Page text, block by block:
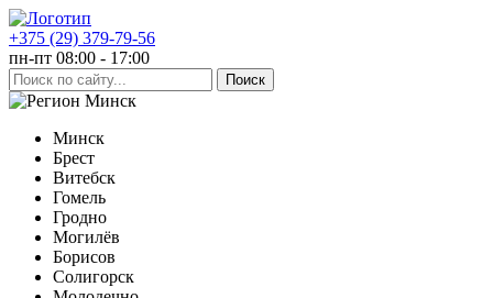
+375 (29) 379-79-56
пн-пт 08:00 - 17:00
Минск
Минск
Брест
Витебск
Гомель
Гродно
Могилёв
Борисов
Солигорск